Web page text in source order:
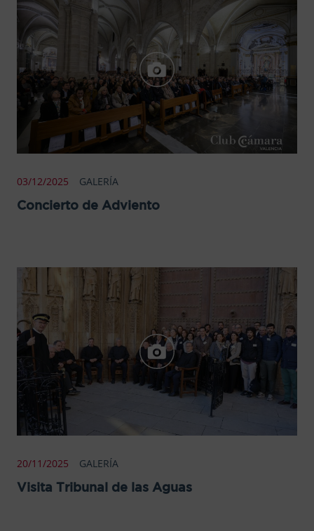
03/12/2025 GALERÍA
Concierto de Adviento
20/11/2025 GALERÍA
Visita Tribunal de las Aguas